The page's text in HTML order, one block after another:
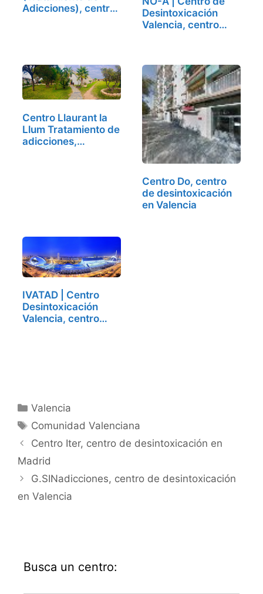
Adicciones), centro
Desintoxicación
Valencia, centro
Centro Llaurant la
Llum Tratamiento de
adicciones,…
Centro Do, centro
de desintoxicación
en Valencia
IVATAD | Centro
Desintoxicación
Valencia, centro
Categorías
Valencia
Etiquetas
Comunidad Valenciana
Centro Iter, centro de desintoxicación en
Madrid
G.SINadicciones, centro de desintoxicación
en Valencia
Busca un centro: